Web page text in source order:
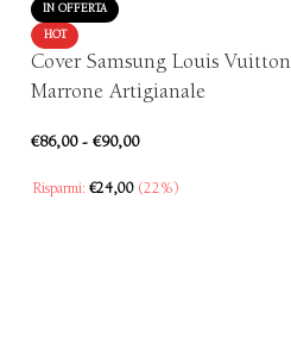
IN OFFERTA
HOT
Cover Samsung Louis Vuitton
Marrone Artigianale
€86,00 - €90,00
Risparmi: €24,00 (22%)